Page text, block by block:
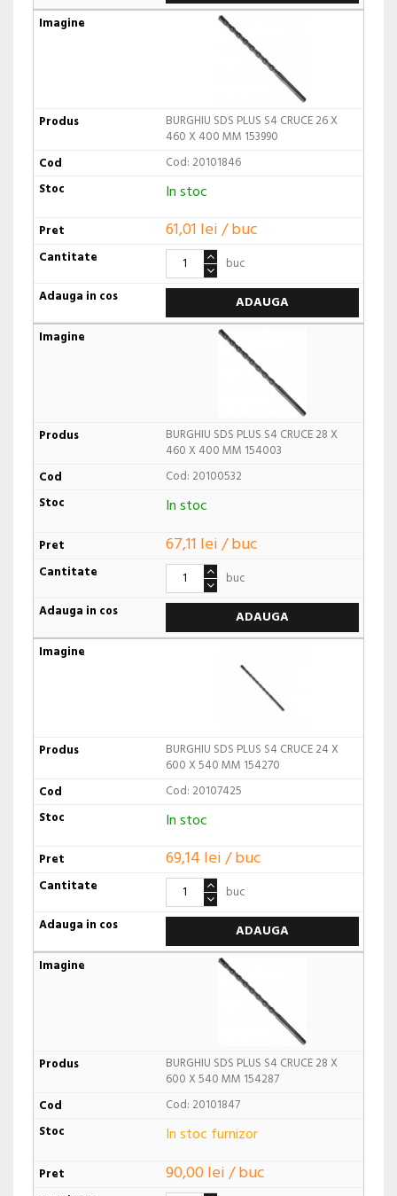
BURGHIU SDS PLUS S4 CRUCE 26 X
460 X 400 MM 153990
Cod: 20101846
In stoc
61,01 lei / buc
buc
ADAUGA
BURGHIU SDS PLUS S4 CRUCE 28 X
460 X 400 MM 154003
Cod: 20100532
In stoc
67,11 lei / buc
buc
ADAUGA
BURGHIU SDS PLUS S4 CRUCE 24 X
600 X 540 MM 154270
Cod: 20107425
In stoc
69,14 lei / buc
buc
ADAUGA
BURGHIU SDS PLUS S4 CRUCE 28 X
600 X 540 MM 154287
Cod: 20101847
In stoc furnizor
90,00 lei / buc